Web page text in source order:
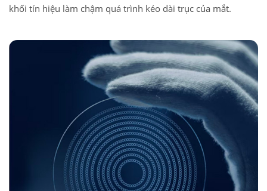
khối tín hiệu làm chậm quá trình kéo dài trục của mắt.